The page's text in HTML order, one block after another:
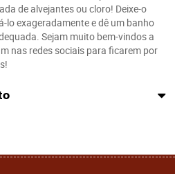
de alvejantes ou cloro! Deixe-o
lo exageradamente e dê um banho
Sejam muito bem-vindos a
nas redes sociais para ficarem por